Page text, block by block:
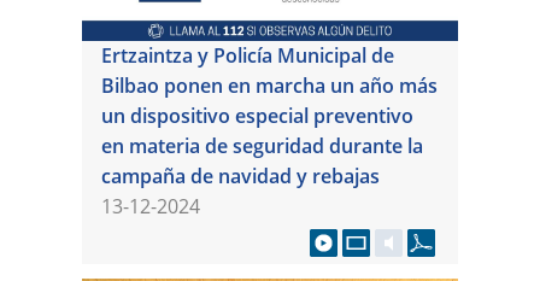
Ertzaintza y Policía Municipal de
Bilbao ponen en marcha un año más
un dispositivo especial preventivo
en materia de seguridad durante la
campaña de navidad y rebajas
13-12-2024